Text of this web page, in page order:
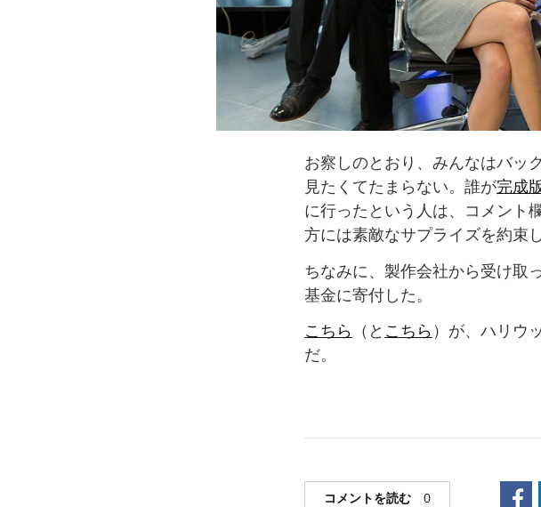
お察しのとおり、みんなはバッ
見たくてたまらない。誰が完成
に行ったという人は、コメント
方には素敵なサプライズを約束
ちなみに、製作会社から受け取
基金に寄付した。
こちら （と こちら ）が、ハリウ
だ。
コメントを読む 0